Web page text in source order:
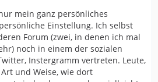
mein ganz persönliches
Einstellung. Ich selbst
Forum (zwei, in denen ich mal
noch in einem der sozialen
Instergramm vertreten. Leute,
und Weise, wie dort